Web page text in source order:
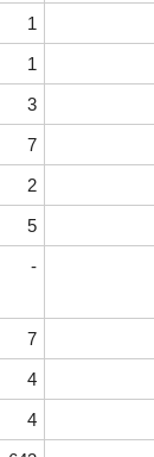
1
1
3
7
2
5
-
7
4
4